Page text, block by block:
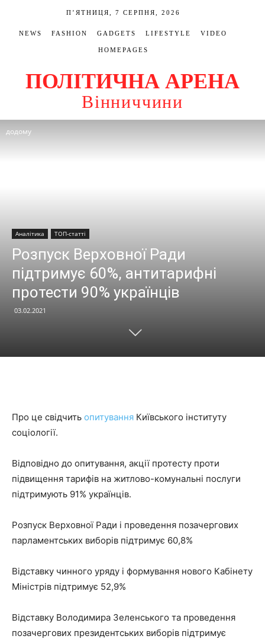
П’ЯТНИЦЯ, 7 СЕРПНЯ, 2026
NEWS FASHION GADGETS LIFESTYLE VIDEO
HOMEPAGES
ПОЛІТИЧНА АРЕНА
Вінниччини
додому
Аналітика ТОП-статті
Розпуск Верховної Ради
підтримує 60%, антитарифні
протести 90% українців
03.02.2021
Про це свідчить опитування Київського інституту
соціології.
Відповідно до опитування, акції протесту проти
підвищення тарифів на житлово-комунальні послуги
підтримують 91% українців.
Розпуск Верховної Ради і проведення позачергових
парламентських виборів підтримує 60,8%
Відставку чинного уряду і формування нового Кабінету
Міністрів підтримує 52,9%
Відставку Володимира Зеленського та проведення
позачергових президентських виборів підтримує